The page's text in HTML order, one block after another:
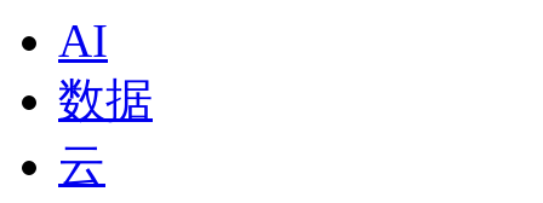
AI
数据
云